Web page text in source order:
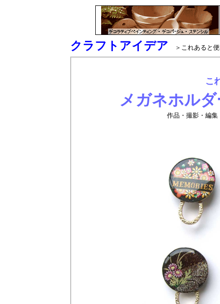
クラフトアイデア ＞これあると便
こ
メガネホル
作品・撮影・編集